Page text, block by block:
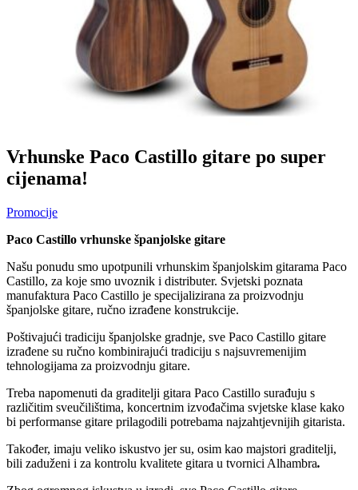
Vrhunske Paco Castillo gitare po super
cijenama!
Promocije
Paco Castillo vrhunske španjolske gitare
Našu ponudu smo upotpunili vrhunskim španjolskim gitarama Paco
Castillo, za koje smo uvoznik i distributer. Svjetski poznata
manufaktura Paco Castillo je specijalizirana za proizvodnju
španjolske gitare, ručno izrađene konstrukcije.
Poštivajući tradiciju španjolske gradnje, sve Paco Castillo gitare
izrađene su ručno kombinirajući tradiciju s najsuvremenijim
tehnologijama za proizvodnju gitare.
Treba napomenuti da graditelji gitara Paco Castillo surađuju s
različitim sveučilištima, koncertnim izvođačima svjetske klase kako
bi performanse gitare prilagodili potrebama najzahtjevnijih gitarista.
Također, imaju veliko iskustvo jer su, osim kao majstori graditelji,
bili zaduženi i za kontrolu kvalitete gitara u tvornici Alhambra.